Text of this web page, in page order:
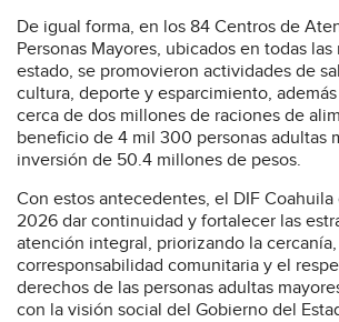
De igual forma, en los 84 Centros de
Personas Mayores, ubicados en todas
estado, se promovieron actividades de
cultura, deporte y esparcimiento,
cerca de dos millones de raciones de
beneficio de 4 mil 300 personas adultas
inversión de 50.4 millones de pesos.
Con estos antecedentes, el DIF
2026 dar continuidad y fortalecer las
atención integral, priorizando la
corresponsabilidad comunitaria y el
derechos de las personas adultas
con la visión social del Gobierno del